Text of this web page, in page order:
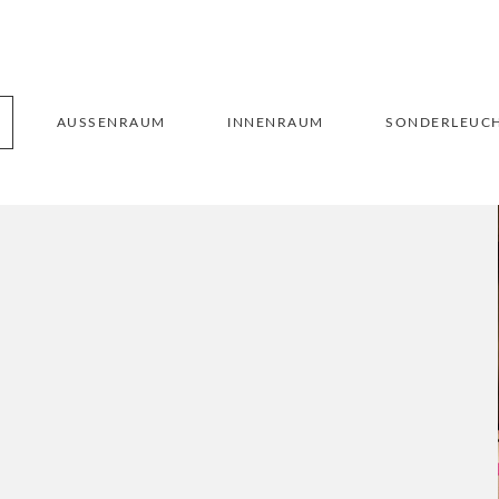
AUSSENRAUM INNENRAUM